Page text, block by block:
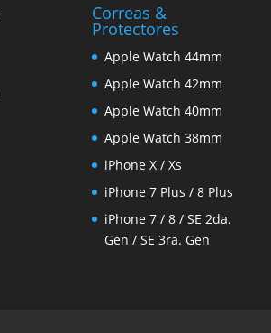
Correas &
Protectores
Apple Watch 44mm
Apple Watch 42mm
Apple Watch 40mm
Apple Watch 38mm
iPhone X / Xs
iPhone 7 Plus / 8 Plus
iPhone 7 / 8 / SE 2da.
Gen / SE 3ra. Gen